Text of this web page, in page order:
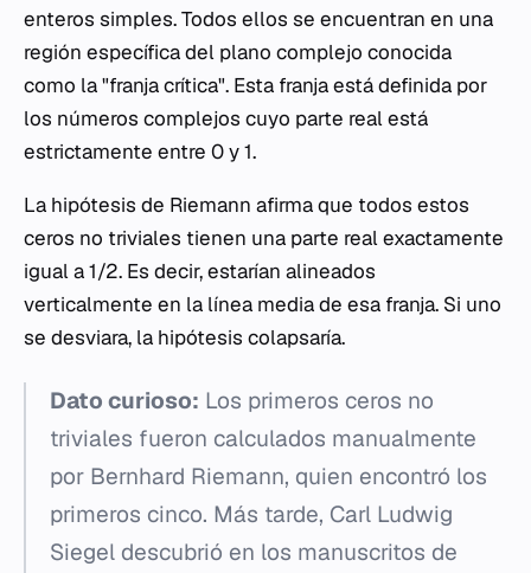
enteros simples. Todos ellos se encuentran en una
región específica del plano complejo conocida
como la "franja crítica". Esta franja está definida por
los números complejos cuyo parte real está
estrictamente entre 0 y 1.
La hipótesis de Riemann afirma que todos estos
ceros no triviales tienen una parte real exactamente
igual a 1/2. Es decir, estarían alineados
verticalmente en la línea media de esa franja. Si uno
se desviara, la hipótesis colapsaría.
Dato curioso: Los primeros ceros no
triviales fueron calculados manualmente
por Bernhard Riemann, quien encontró los
primeros cinco. Más tarde, Carl Ludwig
Siegel descubrió en los manuscritos de